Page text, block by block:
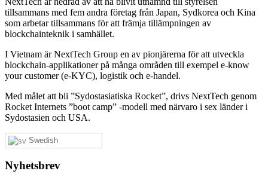
tillsammans med fem andra företag från Japan, Sydkorea och Kina
som arbetar tillsammans för att främja tillämpningen av
blockchainteknik i samhället.
I Vietnam är NextTech Group en av pionjärerna för att utveckla
blockchain-applikationer på många områden till exempel e-know
your customer (e-KYC), logistik och e-handel.
Med målet att bli ”Sydostasiatiska Rocket”, drivs NextTech genom
Rocket Internets ”boot camp” -modell med närvaro i sex länder i
Sydostasien och USA.
Swedish
Nyhetsbrev